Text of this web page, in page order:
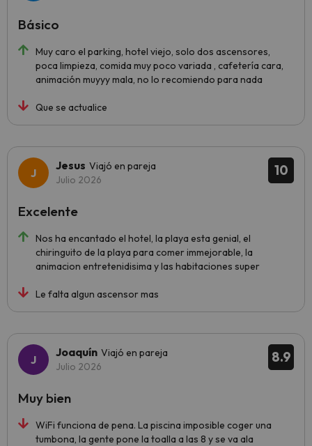
Muy caro el parking, hotel viejo, solo dos ascensores,
poca limpieza, comida muy poco variada , cafetería cara,
animación muyyy mala, no lo recomiendo para nada
Que se actualice
Básico
10
Jesus Viajó en pareja
Julio 2026
Nos ha encantado el hotel, la playa esta genial, el
chiringuito de la playa para comer immejorable, la
animacion entretenidisima y las habitaciones super
Le falta algun ascensor mas
Excelente
8.9
Joaquín Viajó en pareja
Julio 2026
WiFi funciona de pena. La piscina imposible coger una
tumbona, la gente pone la toalla a las 8 y se va ala
Muy bien